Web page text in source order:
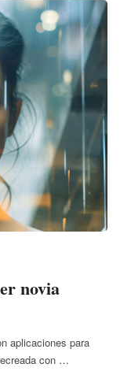
novia
aplicaciones para
con …